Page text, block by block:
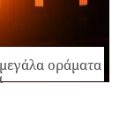
οράματα